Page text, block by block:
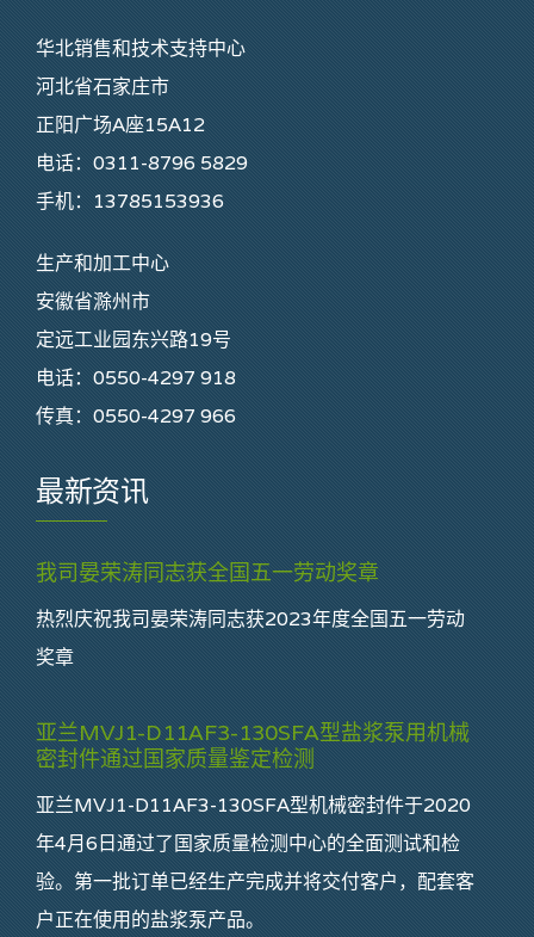
华北销售和技术支持中心
河北省石家庄市
正阳广场A座15A12
电话：0311-8796 5829
手机：13785153936
生产和加工中心
安徽省滁州市
定远工业园东兴路19号
电话：0550-4297 918
传真：0550-4297 966
最新资讯
我司晏荣涛同志获全国五一劳动奖章
热烈庆祝我司晏荣涛同志获2023年度全国五一劳动
奖章
亚兰MVJ1-D11AF3-130SFA型盐浆泵用机械
密封件通过国家质量鉴定检测
亚兰MVJ1-D11AF3-130SFA型机械密封件于2020
年4月6日通过了国家质量检测中心的全面测试和检
验。第一批订单已经生产完成并将交付客户，配套客
户正在使用的盐浆泵产品。